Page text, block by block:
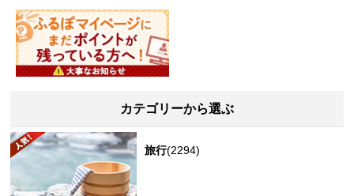
カテゴリーから選ぶ
旅行(2294)